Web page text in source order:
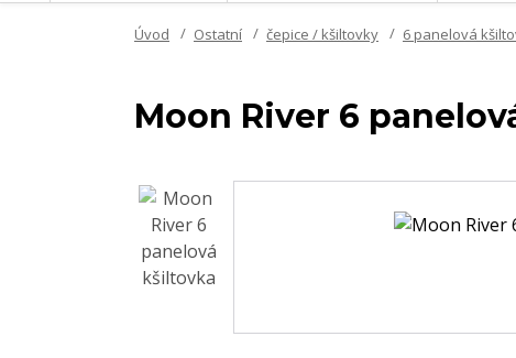
Úvod Ostatní čepice / kšiltovky 6 panelová
Moon River 6